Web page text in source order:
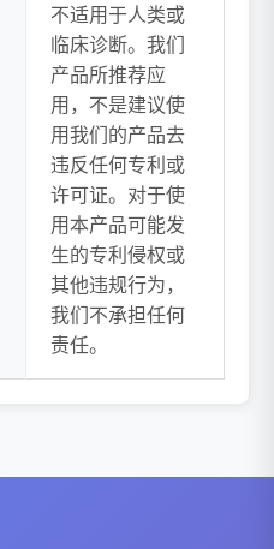
不适用于人类或
临床诊断。我们
产品所推荐应
用，不是建议使
用我们的产品去
违反任何专利或
许可证。对于使
用本产品可能发
生的专利侵权或
其他违规行为，
我们不承担任何
责任。